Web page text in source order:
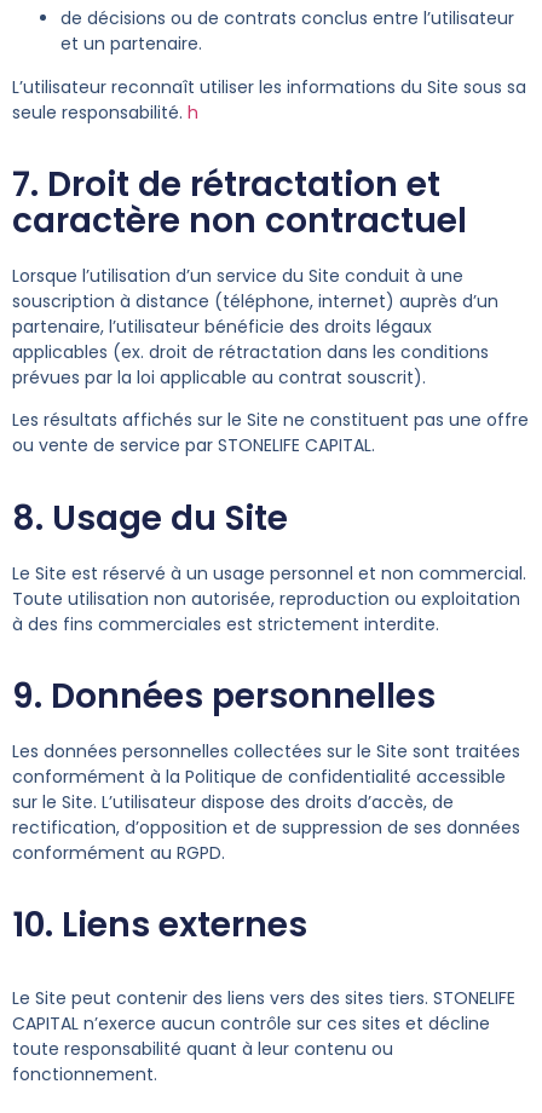
de décisions ou de contrats conclus entre l’utilisateur
et un partenaire.
L’utilisateur reconnaît utiliser les informations du Site sous sa
seule responsabilité. h
7. Droit de rétractation et
caractère non contractuel
Lorsque l’utilisation d’un service du Site conduit à une
souscription à distance (téléphone, internet) auprès d’un
partenaire, l’utilisateur bénéficie des droits légaux
applicables (ex. droit de rétractation dans les conditions
prévues par la loi applicable au contrat souscrit).
Les résultats affichés sur le Site ne constituent pas une offre
ou vente de service par STONELIFE CAPITAL.
8. Usage du Site
Le Site est réservé à un usage personnel et non commercial.
Toute utilisation non autorisée, reproduction ou exploitation
à des fins commerciales est strictement interdite.
9. Données personnelles
Les données personnelles collectées sur le Site sont traitées
conformément à la Politique de confidentialité accessible
sur le Site. L’utilisateur dispose des droits d’accès, de
rectification, d’opposition et de suppression de ses données
conformément au RGPD.
10. Liens externes
Le Site peut contenir des liens vers des sites tiers. STONELIFE
CAPITAL n’exerce aucun contrôle sur ces sites et décline
toute responsabilité quant à leur contenu ou
fonctionnement.